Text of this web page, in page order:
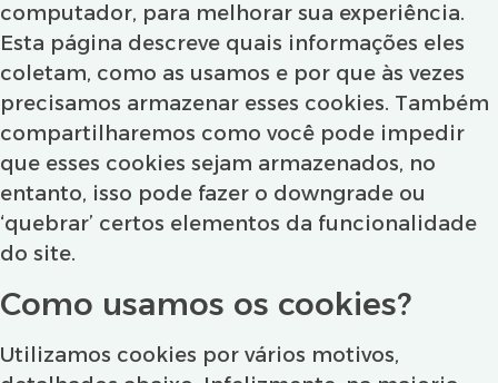
computador, para melhorar sua experiência.
Esta página descreve quais informações eles
coletam, como as usamos e por que às vezes
precisamos armazenar esses cookies. Também
compartilharemos como você pode impedir
que esses cookies sejam armazenados, no
entanto, isso pode fazer o downgrade ou
‘quebrar’ certos elementos da funcionalidade
do site.
Como usamos os cookies?
Utilizamos cookies por vários motivos,